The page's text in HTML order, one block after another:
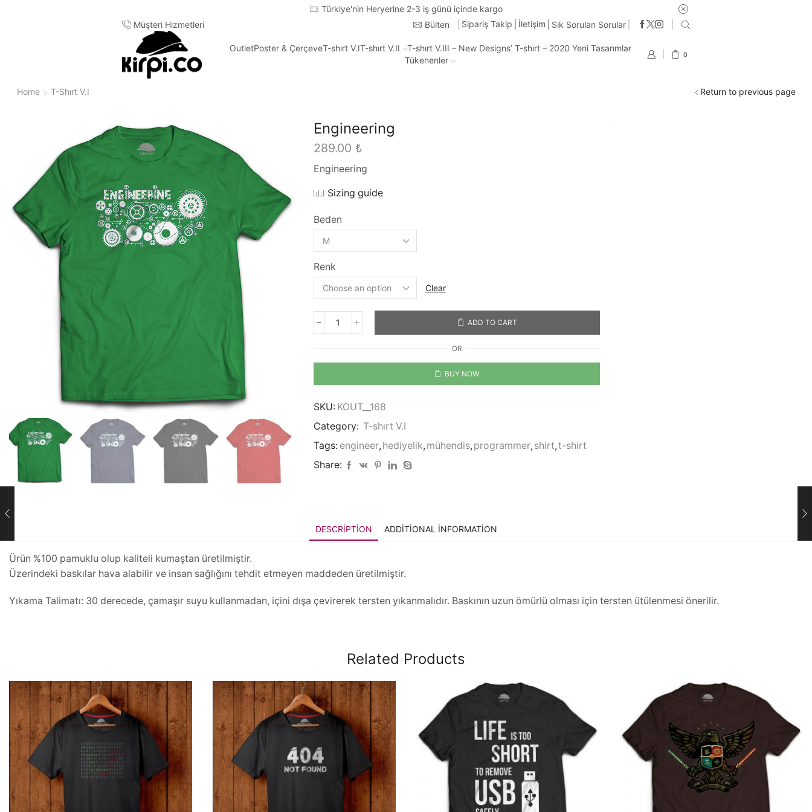
250 TL ve üzeri tüm alışverişlerde ücretsiz kargo
Müşteri Hizmetleri
Bülten Sipariş Takip İletişim Sık Sorulan Sorular
OutletPoster & ÇerçeveT-shırt V.IT-shırt V.II
T-shırt V.III – New Designs’ T-shırt – 2020 Yeni Tasarımlar
Tükenenler
0
Home T-Shırt V.I Return to previous page
Engineering
289.00 ₺
Engineering
Sizing guide
Beden
Renk
Clear
Engineering
ADD TO CART
OR
BUY NOW
SKU: KOUT__168
Category: T-shırt V.I
Tags: engineer, hediyelik, mühendis, programmer, shirt,t-shirt
Share:
DESCRIPTION ADDITIONAL INFORMATION
Ürün %100 pamuklu olup kaliteli kumaştan üretilmiştir.
Üzerindeki baskılar hava alabilir ve insan sağlığını tehdit etmeyen maddeden üretilmiştir.
Yıkama Talimatı: 30 derecede, çamaşır suyu kullanmadan, içini dışa çevirerek tersten yıkanmalıdır. Baskının uzun ömürlü olması için tersten ütülenmesi önerilir.
Related Products